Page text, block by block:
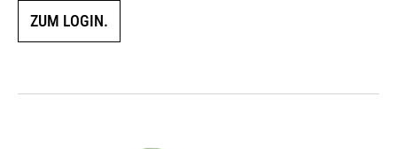
ZUM LOGIN.